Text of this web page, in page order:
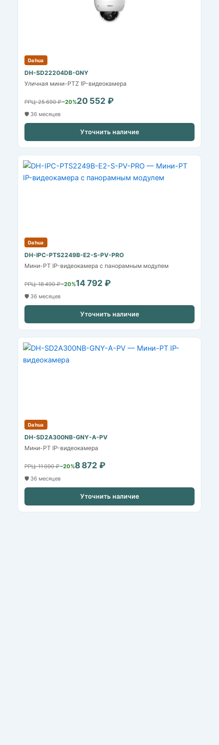
Dahua
DH-SD22204DB-GNY
Уличная мини-PTZ IP-видеокамера
РРЦ: 25 690 ₽−20%20 552 ₽
🛡️ 36 месяцев
Уточнить наличие
Dahua
DH-IPC-PTS2249B-E2-S-PV-PRO
Мини-PT IP-видеокамера с панорамным модулем
РРЦ: 18 490 ₽−20%14 792 ₽
🛡️ 36 месяцев
Уточнить наличие
Dahua
DH-SD2A300NB-GNY-A-PV
Мини-PT IP-видеокамера
РРЦ: 11 090 ₽−20%8 872 ₽
🛡️ 36 месяцев
Уточнить наличие